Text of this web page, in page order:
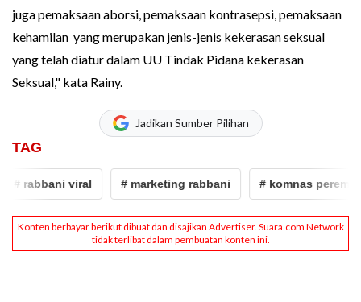
juga pemaksaan aborsi, pemaksaan kontrasepsi, pemaksaan
kehamilan yang merupakan jenis-jenis kekerasan seksual
yang telah diatur dalam UU Tindak Pidana kekerasan
Seksual," kata Rainy.
Jadikan Sumber Pilihan
TAG
rabbani viral # marketing rabbani # komnas perempuan